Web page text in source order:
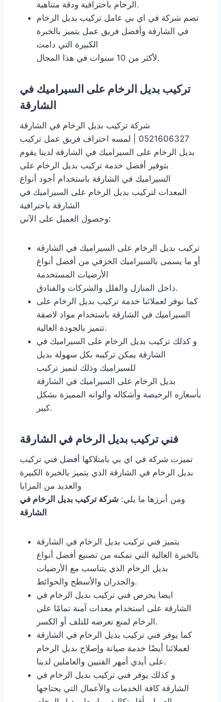
الرخام باحترافية ودقة متناهية.
تضم شركة في اي بي عامل تركيب بديل الرخام
في الشارقة وأفضل فريق عمل يتميز بالخبرة
الكبيرة التي دامت
لأكثر من 10 سنوات في هذا المجال.
تركيب بديل الرخام على السيراميك في
الشارقة
شركة تركيب بديل الرخام في الشارقة
0521606327 | لمسه احتراف فريق عمل تركيب
بديل الرخام على السيراميك في الشارقة لدينا يقوم
بتوفير أفضل خدمة تركيب بديل الرخام على
السيراميك في الشارقة باستخدام أجود أنواع
المعدات لتركيب بديل الرخام على السيراميك في
الشارقة باحترافية
وحصول العميل على الآتي:
تركيب بديل الرخام على السيراميك في الشارقة
أو ما يسمى بالسيراميك الخزفي من أفضل أنواع
الأرضيات المستخدمة
داخل المنازل والفلل والشركات والفنادق.
كما نوفر لعملائنا خدمة تركيب بديل الرخام على
السيراميك في الشارقة باستخدام مواد لاصقة
تتميز بالجودة العالية.
و كذلك تركيب بديل الرخام على السيراميك في
الشارقة يمكن تركيبه بكل سهولة بديل
للسيراميك وذلك لتميز تركيب
بديل الرخام على السيراميك في الشارقة
بأسعاره الرخيصة وأشكاله وألوانه المميزة بشكل
كبير.
فني تركيب بديل الرخام في الشارقة
تميزت شركة في اي بي بامتلاكها أفضل فني تركيب
بديل الرخام في الشارقة الذي يتميز بالخبرة الكبيرة
والعديد من المزايا
ومن أبرزها ما يلي: شركة تركيب بديل الرخام في
الشارقة
يتميز فني تركيب بديل الرخام في الشارقة
بالخبرة العالية التي تمكنه من تصنيع أفضل أنواع
بديل الرخام الذي يتناسب مع الأرضيات
والجدران والأسطح والحوائط.
ايضا يحرص فني تركيب بديل الرخام في
الشارقة على استخدام معدات آمنة تمامًا على
الرخام لمنع تعرضه للتلف أو الكسر.
كما يوفر فني تركيب بديل الرخام في الشارقة
لعملائنا أيضًا خدمة صيانة وإصلاح بديل الرخام
على أيدي أمهر الفنيين والعاملين لدينا.
و كذلك يوفر فني تركيب بديل الرخام في
الشارقة كافة الخدمات والأعمال التي يحتاجها